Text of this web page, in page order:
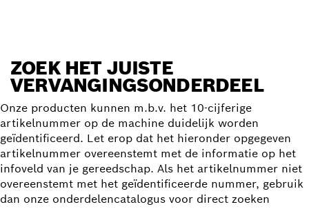
ZOEK HET JUISTE
VERVANGINGSONDERDEEL
Onze producten kunnen m.b.v. het 10-cijferige
artikelnummer op de machine duidelijk worden
geïdentificeerd. Let erop dat het hieronder opgegeven
artikelnummer overeenstemt met de informatie op het
infoveld van je gereedschap. Als het artikelnummer niet
overeenstemt met het geïdentificeerde nummer, gebruik
dan onze onderdelencatalogus voor direct zoeken